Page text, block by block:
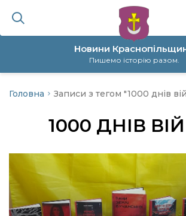
Новини
Пишемо історію разом.
політика
Головна Записи з тегом "1000 днів
1000 ДНІВ